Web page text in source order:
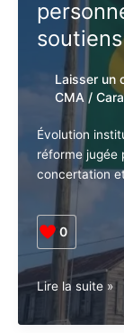
dévoile
Laisser un
Une CMA/
Évolution
réforme jugée
concertation
0
Guadeloupe.
Municipales
2026.
Lire la suite »